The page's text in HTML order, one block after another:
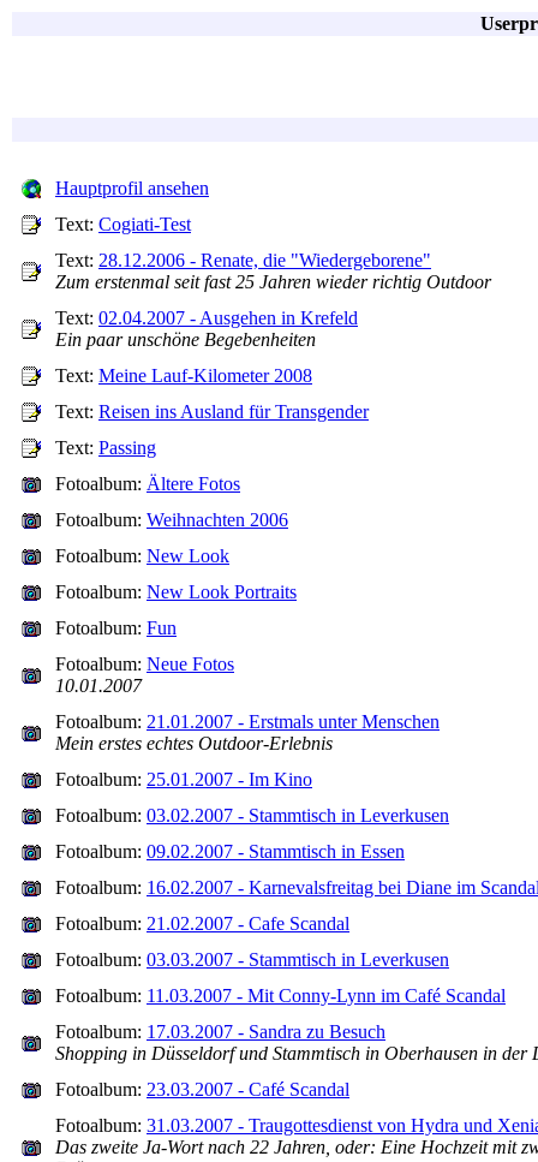
Hauptprofil ansehen
Text: Cogiati-Test
Text: 28.12.2006 - Renate, die "Wiedergeborene"
Zum erstenmal seit fast 25 Jahren wieder richtig Outdoor
Text: 02.04.2007 - Ausgehen in Krefeld
Ein paar unschöne Begebenheiten
Text: Meine Lauf-Kilometer 2008
Text: Reisen ins Ausland für Transgender
Text: Passing
Fotoalbum: Ältere Fotos
Fotoalbum: Weihnachten 2006
Fotoalbum: New Look
Fotoalbum: New Look Portraits
Fotoalbum: Fun
Fotoalbum: Neue Fotos
10.01.2007
Fotoalbum: 21.01.2007 - Erstmals unter Menschen
Mein erstes echtes Outdoor-Erlebnis
Fotoalbum: 25.01.2007 - Im Kino
Fotoalbum: 03.02.2007 - Stammtisch in Leverkusen
Fotoalbum: 09.02.2007 - Stammtisch in Essen
Fotoalbum: 16.02.2007 - Karnevalsfreitag bei Diane im
Fotoalbum: 21.02.2007 - Cafe Scandal
Fotoalbum: 03.03.2007 - Stammtisch in Leverkusen
Fotoalbum: 11.03.2007 - Mit Conny-Lynn im Café Scandal
Fotoalbum: 17.03.2007 - Sandra zu Besuch
Shopping in Düsseldorf und Stammtisch in Oberhausen in der
Fotoalbum: 23.03.2007 - Café Scandal
Fotoalbum: 31.03.2007 - Traugottesdienst von Hydra und
Das zweite Ja-Wort nach 22 Jahren, oder: Eine Hochzeit mit